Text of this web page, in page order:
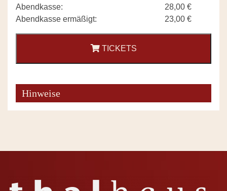
Abendkasse:
28,00 €
Abendkasse ermäßigt:
23,00 €
TICKETS
Hinweise